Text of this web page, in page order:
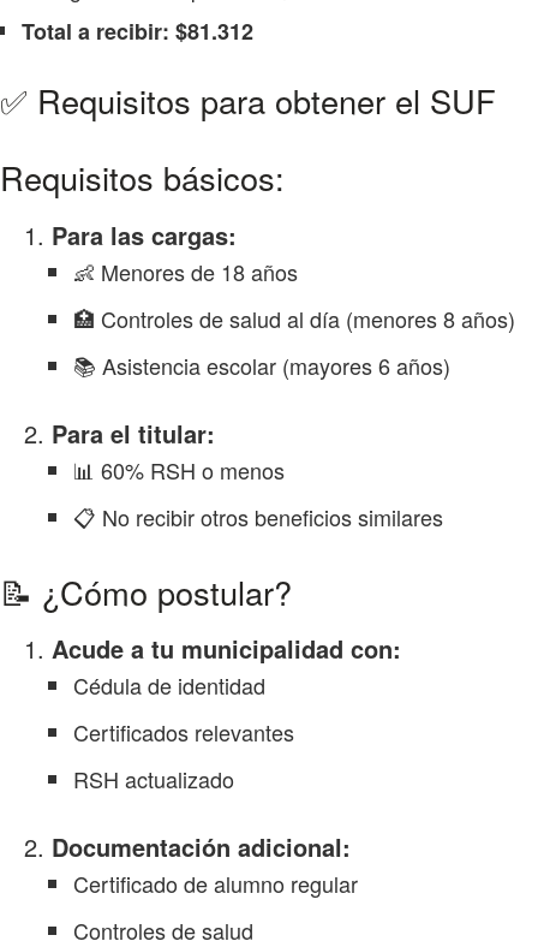
Total a recibir: $81.312
✅ Requisitos para obtener el SUF
Requisitos básicos:
Para las cargas:
👶 Menores de 18 años
🏥 Controles de salud al día (menores 8 años)
📚 Asistencia escolar (mayores 6 años)
Para el titular:
📊 60% RSH o menos
📋 No recibir otros beneficios similares
📝 ¿Cómo postular?
Acude a tu municipalidad con:
Cédula de identidad
Certificados relevantes
RSH actualizado
Documentación adicional:
Certificado de alumno regular
Controles de salud